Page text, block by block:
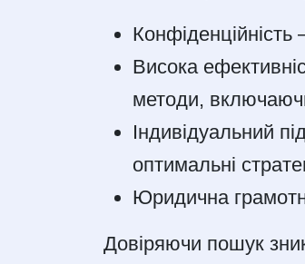
Висока
методи,
Індивідуальний
оптимальні
Юридична
Довіряючи пошук